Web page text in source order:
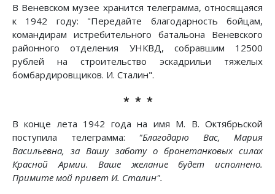
В Веневском музее хранится телеграмма, относящаяся
к 1942 году: "Передайте благодарность бойцам,
командирам истребительного батальона Веневского
районного отделения УНКВД, собравшим 12500
рублей на строительство эскадрильи тяжелых
бомбардировщиков. И. Сталин".
* * *
В конце лета 1942 года на имя М. В. Октябрьской
поступила телеграмма: "Благодарю Вас, Мария
Васильевна, за Вашу заботу о бронетанковых силах
Красной Армии. Ваше желание будет исполнено.
Примите мой привет И. Сталин".